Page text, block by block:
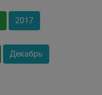
2017
Декабрь